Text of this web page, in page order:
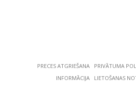
PRECES ATGRIEŠANA РRIVĀTUMA
INFORMĀCIJA
LIETOŠANAS